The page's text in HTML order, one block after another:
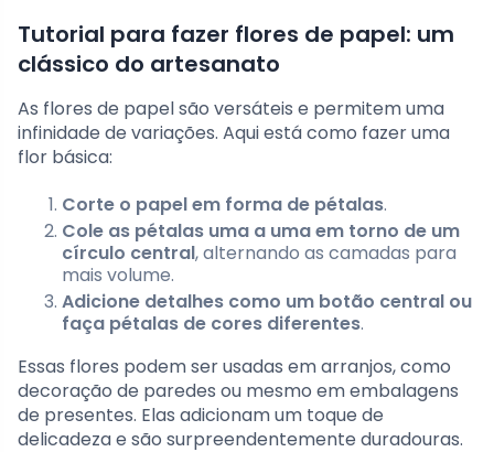
Tutorial para fazer flores de papel: um
clássico do artesanato
As flores de papel são versáteis e permitem uma
infinidade de variações. Aqui está como fazer uma
flor básica:
Corte o papel em forma de pétalas.
Cole as pétalas uma a uma em torno de um
círculo central, alternando as camadas para
mais volume.
Adicione detalhes como um botão central ou
faça pétalas de cores diferentes.
Essas flores podem ser usadas em arranjos, como
decoração de paredes ou mesmo em embalagens
de presentes. Elas adicionam um toque de
delicadeza e são surpreendentemente duradouras.